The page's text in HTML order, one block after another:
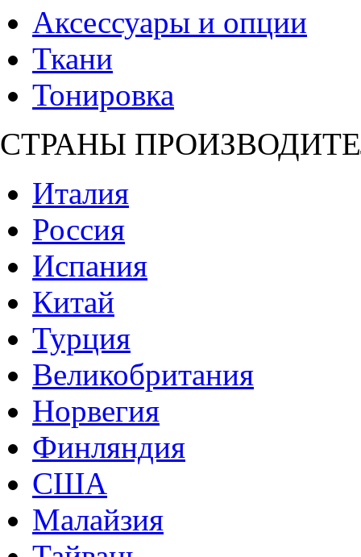
Аксессуары и опции
Ткани
Тонировка
СТРАНЫ
Италия
Россия
Испания
Китай
Турция
Великобритания
Норвегия
Финляндия
США
Малайзия